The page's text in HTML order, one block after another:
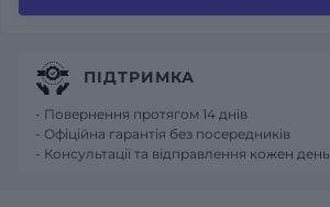
ПІДТРИМКА
- Повернення протягом 14 днів
- Офіційна гарантія без посередників
- Консультації та відправлення кожен день